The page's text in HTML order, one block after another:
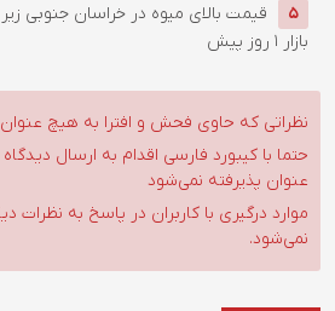
5
قیمت بالای میوه در خراسان جنوبی
بازار 1 روز پیش
نظراتی که حاوی فحش و افترا به هیچ
حتما با کیبورد فارسی اقدام به ارسال
عنوان پذیرفته نمی‌شود
موارد درگیری با کاربران در پاسخ به نظرات
نمی‌شود.